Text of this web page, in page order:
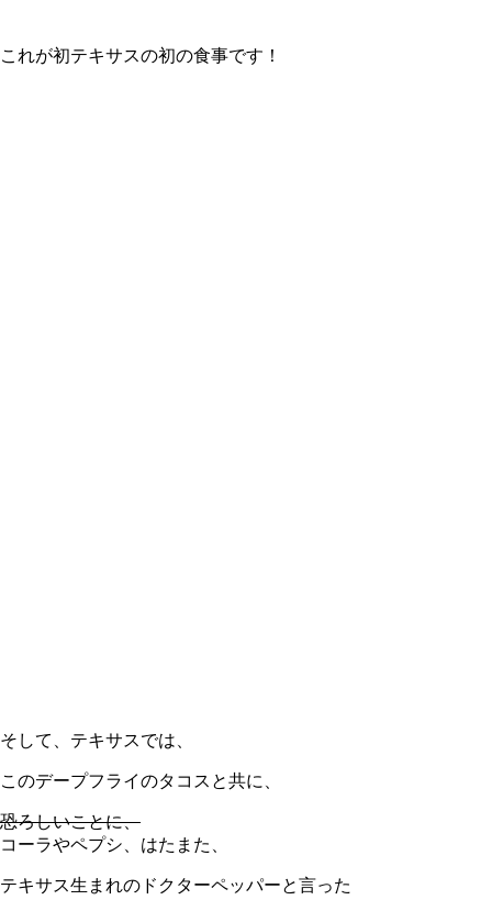
これが初テキサスの初の食事です！
そして、テキサスでは、
このデープフライのタコスと共に、
恐ろしいことに、
コーラやペプシ、はたまた、
テキサス生まれのドクターペッパーと言った